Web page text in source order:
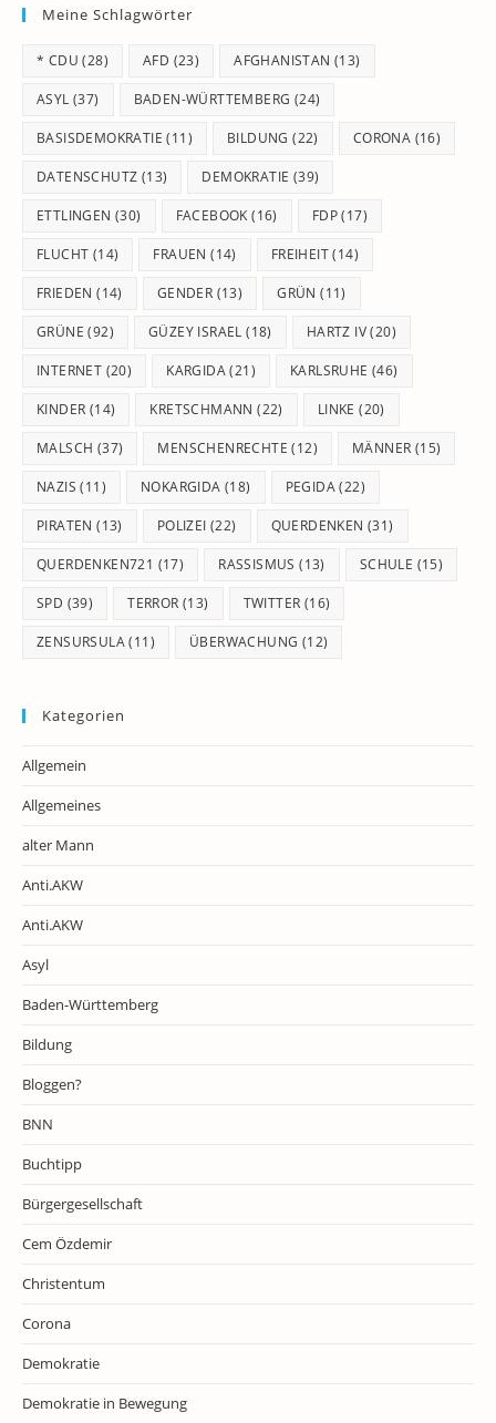
Meine Schlagwörter
* CDU (28) AFD (23) AFGHANISTAN (13)
ASYL (37) BADEN-WÜRTTEMBERG (24)
BASISDEMOKRATIE (11) BILDUNG (22) CORONA (16)
DATENSCHUTZ (13) DEMOKRATIE (39)
ETTLINGEN (30) FACEBOOK (16) FDP(17)
FLUCHT (14) FRAUEN (14) FREIHEIT(14)
FRIEDEN (14) GENDER (13) GRÜN (11)
GRÜNE (92) GÜZEY ISRAEL (18) HARTZ IV(20)
INTERNET (20) KARGIDA(21) KARLSRUHE (46)
KINDER (14) KRETSCHMANN (22) LINKE (20)
MALSCH (37) MENSCHENRECHTE (12) MÄNNER (15)
NAZIS (11) NOKARGIDA (18) PEGIDA(22)
PIRATEN (13) POLIZEI (22) QUERDENKEN (31)
QUERDENKEN721 (17) RASSISMUS (13) SCHULE (15)
SPD (39) TERROR (13) TWITTER (16)
ZENSURSULA(11) ÜBERWACHUNG (12)
Kategorien
Allgemein
Allgemeines
alter Mann
Anti.AKW
Anti.AKW
Asyl
Baden-Württemberg
Bildung
Bloggen?
BNN
Buchtipp
Bürgergesellschaft
Cem Özdemir
Christentum
Corona
Demokratie
Demokratie in Bewegung